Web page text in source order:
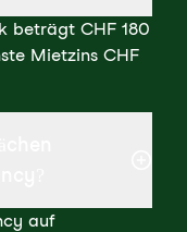
beträgt CHF 180
Mietzins CHF
auf